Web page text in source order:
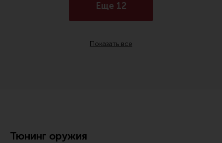
Еще 12
Показать все
Тюнинг оружия